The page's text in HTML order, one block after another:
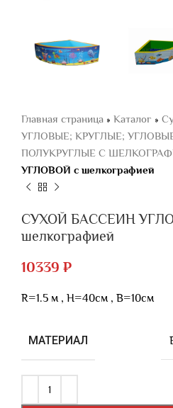
Главная страница » Каталог »
УГЛОВЫЕ; КРУГЛЫЕ;
ПОЛУКРУГЛЫЕ С
УГЛОВОЙ с шелкографией
СУХОЙ БАССЕИН
шелкографией
10339 ₽
R=1.5 м , Н=40см , В=10см
МАТЕРИАЛ